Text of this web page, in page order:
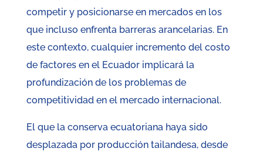
competir y posicionarse en mercados en los
que incluso enfrenta barreras arancelarias. En
este contexto, cualquier incremento del costo
de factores en el Ecuador implicará la
profundización de los problemas de
competitividad en el mercado internacional.
El que la conserva ecuatoriana haya sido
desplazada por producción tailandesa, desde